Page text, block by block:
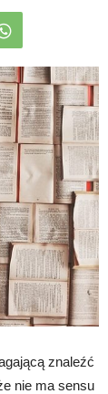
znaleźć
nie ma sensu